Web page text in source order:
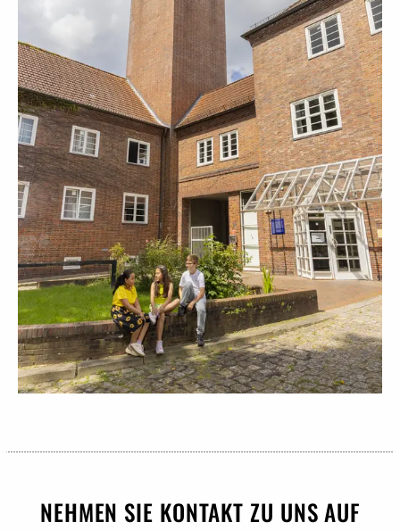
NEHMEN SIE KONTAKT ZU UNS AUF